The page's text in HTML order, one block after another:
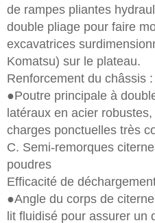
de rampes pliantes
double pliage pour faire
excavatrices
Komatsu) sur le plateau.
Renforcement du châssis :
●Poutre principale à
latéraux en acier
charges ponctuelles très
C. Semi-remorques
poudres
Efficacité de
●Angle du corps de
lit fluidisé pour assurer un